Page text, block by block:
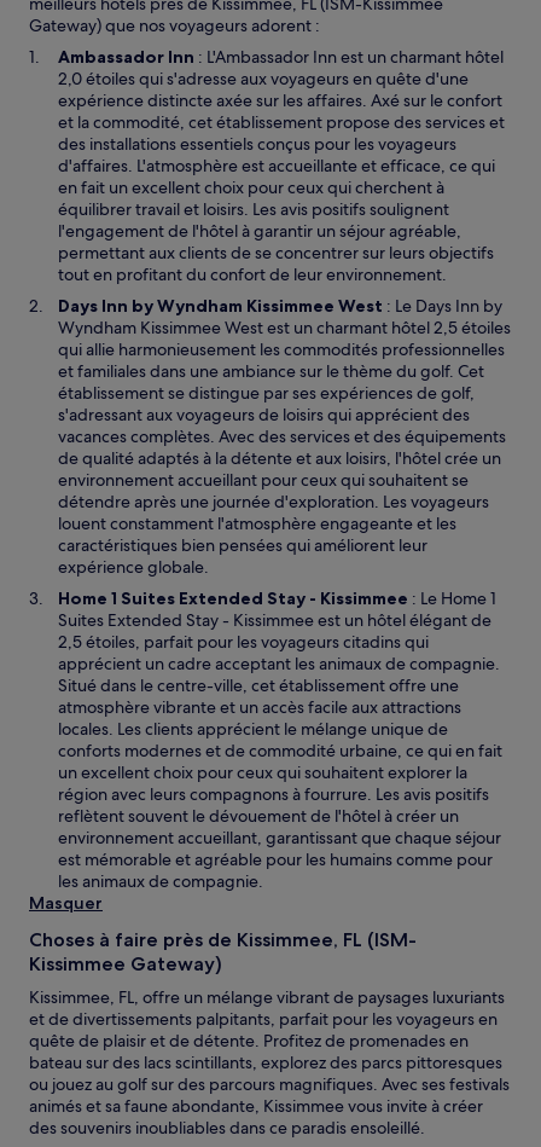
Gateway) que nos voyageurs adorent :
Ambassador Inn : L'Ambassador Inn est un charmant hôtel
2,0 étoiles qui s'adresse aux voyageurs en quête d'une
expérience distincte axée sur les affaires. Axé sur le confort
et la commodité, cet établissement propose des services et
des installations essentiels conçus pour les voyageurs
d'affaires. L'atmosphère est accueillante et efficace, ce qui
en fait un excellent choix pour ceux qui cherchent à
équilibrer travail et loisirs. Les avis positifs soulignent
l'engagement de l'hôtel à garantir un séjour agréable,
permettant aux clients de se concentrer sur leurs objectifs
tout en profitant du confort de leur environnement.
Days Inn by Wyndham Kissimmee West : Le Days Inn by
Wyndham Kissimmee West est un charmant hôtel 2,5 étoiles
qui allie harmonieusement les commodités professionnelles
et familiales dans une ambiance sur le thème du golf. Cet
établissement se distingue par ses expériences de golf,
s'adressant aux voyageurs de loisirs qui apprécient des
vacances complètes. Avec des services et des équipements
de qualité adaptés à la détente et aux loisirs, l'hôtel crée un
environnement accueillant pour ceux qui souhaitent se
détendre après une journée d'exploration. Les voyageurs
louent constamment l'atmosphère engageante et les
caractéristiques bien pensées qui améliorent leur
expérience globale.
Home 1 Suites Extended Stay - Kissimmee : Le Home 1
Suites Extended Stay - Kissimmee est un hôtel élégant de
2,5 étoiles, parfait pour les voyageurs citadins qui
apprécient un cadre acceptant les animaux de compagnie.
Situé dans le centre-ville, cet établissement offre une
atmosphère vibrante et un accès facile aux attractions
locales. Les clients apprécient le mélange unique de
conforts modernes et de commodité urbaine, ce qui en fait
un excellent choix pour ceux qui souhaitent explorer la
région avec leurs compagnons à fourrure. Les avis positifs
reflètent souvent le dévouement de l'hôtel à créer un
environnement accueillant, garantissant que chaque séjour
est mémorable et agréable pour les humains comme pour
les animaux de compagnie.
Masquer
Choses à faire près de Kissimmee, FL (ISM-
Kissimmee Gateway)
Kissimmee, FL, offre un mélange vibrant de paysages luxuriants
et de divertissements palpitants, parfait pour les voyageurs en
quête de plaisir et de détente. Profitez de promenades en
bateau sur des lacs scintillants, explorez des parcs pittoresques
ou jouez au golf sur des parcours magnifiques. Avec ses festivals
animés et sa faune abondante, Kissimmee vous invite à créer
des souvenirs inoubliables dans ce paradis ensoleillé.